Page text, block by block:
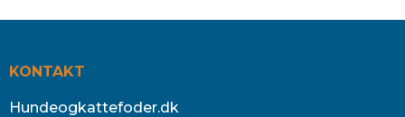
KONTAKT
Hundeogkattefoder.dk